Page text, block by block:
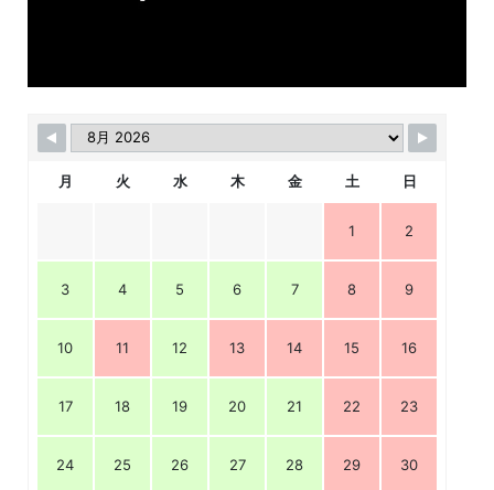
月 火 水 木 金 土 日
1 2
3 4 5 6 7 8 9
10 11 12 13 14 15 16
17 18 19 20 21 22 23
24 25 26 27 28 29 30